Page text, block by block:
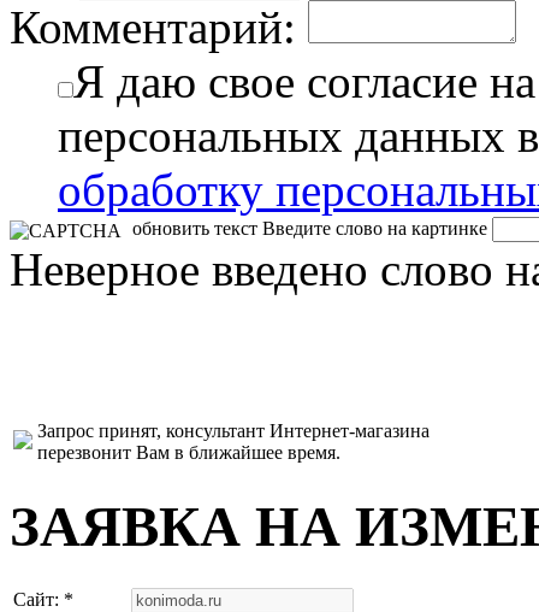
Комментарий:
Я даю свое согласие
персональных данных
обработку
обновить текст Введите слово на картинке
Неверное введено слово
Запрос принят, консультант Интернет-магазина
перезвонит Вам в ближайшее время.
ЗАЯВКА НА
Сайт: *